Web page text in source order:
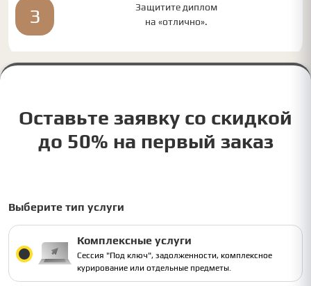
3
Защитите диплом
на «отлично».
Оставьте заявку со скидкой
до 50% на первый заказ
Выберите тип услуги
Комплексные услуги
Сессия "Под ключ", задолженности, комплексное
курирование или отдельные предметы.